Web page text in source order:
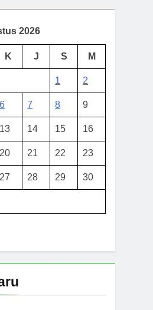
2026
K J S M
1 2
6 7 8 9
13 14 15 16
20 21 22 23
27 28 29 30